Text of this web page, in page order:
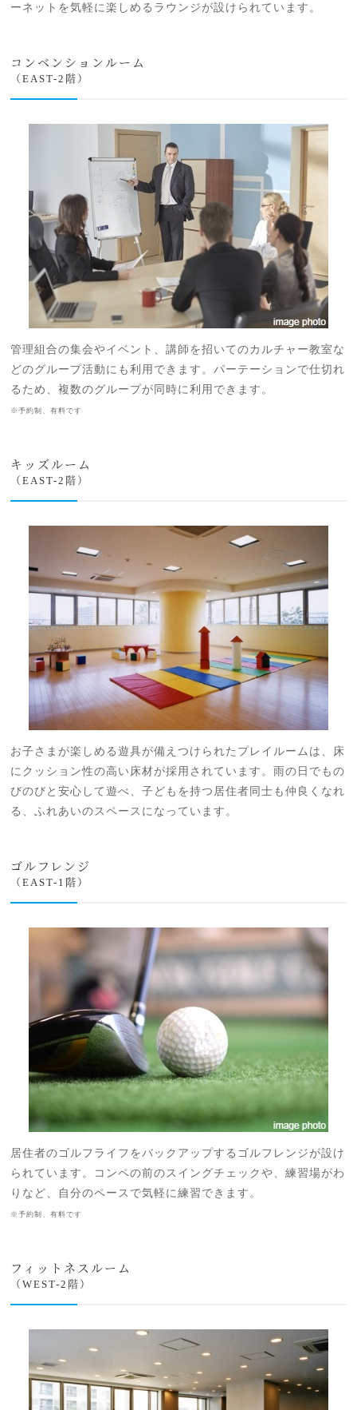
ーネットを気軽に楽しめるラウンジが設けられています。
コンベンションルーム
（EAST-2階）
管理組合の集会やイベント、講師を招いてのカルチャー教室な
どのグループ活動にも利用できます。パーテーションで仕切れ
るため、複数のグループが同時に利用できます。
※予約制、有料です
キッズルーム
（EAST-2階）
お子さまが楽しめる遊具が備えつけられたプレイルームは、床
にクッション性の高い床材が採用されています。雨の日でもの
びのびと安心して遊べ、子どもを持つ居住者同士も仲良くなれ
る、ふれあいのスペースになっています。
ゴルフレンジ
（EAST-1階）
居住者のゴルフライフをバックアップするゴルフレンジが設け
られています。コンペの前のスイングチェックや、練習場がわ
りなど、自分のペースで気軽に練習できます。
※予約制、有料です
フィットネスルーム
（WEST-2階）